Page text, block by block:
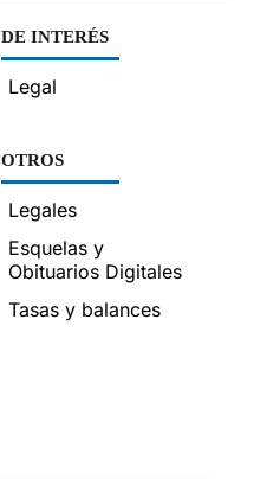
DE INTERÉS
Legal
OTROS
Legales
Esquelas y
Obituarios Digitales
Tasas y balances